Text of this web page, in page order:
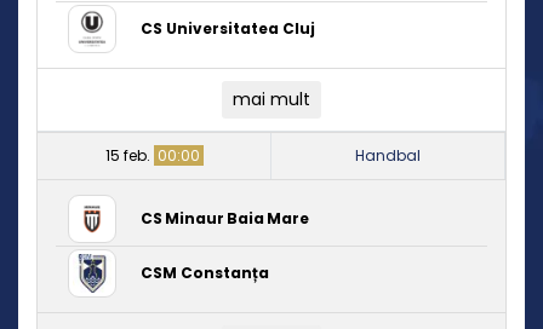
CS Universitatea Cluj
mai mult
15 feb. 00:00 Handbal
CS Minaur Baia Mare
CSM Constanța